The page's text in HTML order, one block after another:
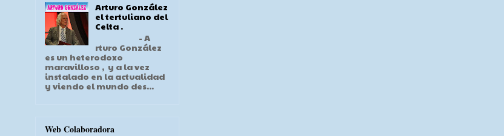
Arturo González
el tertuliano del
Celta .
- A
rturo González
es un heterodoxo
maravilloso , y a la vez
instalado en la actualidad
y viendo el mundo des...
Web Colaboradora